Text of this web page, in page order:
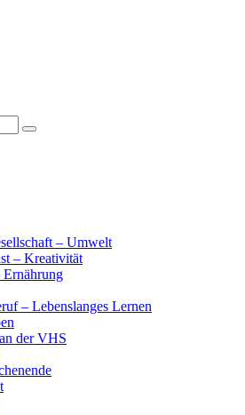
– Umwelt
– Kreativität
Ernährung
– Lebenslanges Lernen
der VHS